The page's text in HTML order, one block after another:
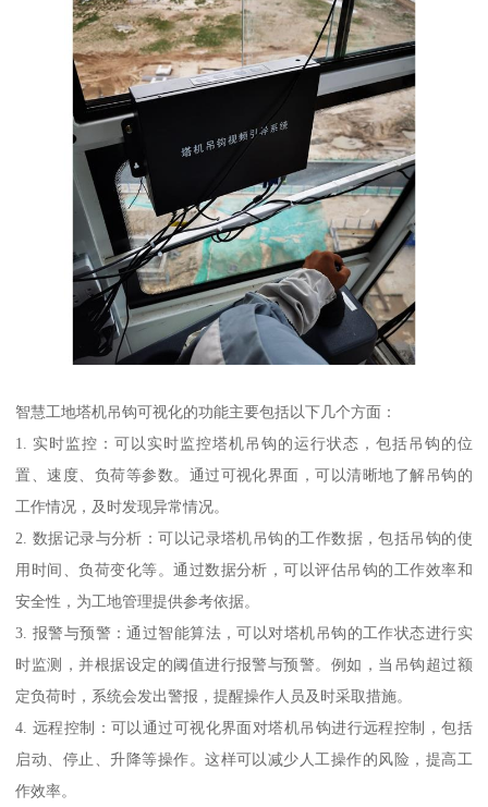
智慧工地塔机吊钩可视化的功能主要包括以下几个方面：
1. 实时监控：可以实时监控塔机吊钩的运行状态，包括吊钩的位
置、速度、负荷等参数。通过可视化界面，可以清晰地了解吊钩的
工作情况，及时发现异常情况。
2. 数据记录与分析：可以记录塔机吊钩的工作数据，包括吊钩的使
用时间、负荷变化等。通过数据分析，可以评估吊钩的工作效率和
安全性，为工地管理提供参考依据。
3. 报警与预警：通过智能算法，可以对塔机吊钩的工作状态进行实
时监测，并根据设定的阈值进行报警与预警。例如，当吊钩超过额
定负荷时，系统会发出警报，提醒操作人员及时采取措施。
4. 远程控制：可以通过可视化界面对塔机吊钩进行远程控制，包括
启动、停止、升降等操作。这样可以减少人工操作的风险，提高工
作效率。